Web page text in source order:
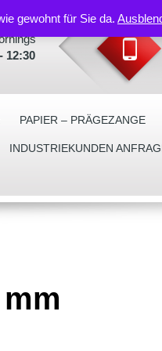
12:30
PAPIER – PRÄGEZANGE
INDUSTRIEKUNDEN
gewohnt für Sie da.